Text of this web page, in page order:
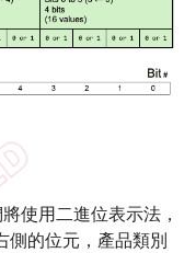
使用二進位表示法，
側的位元，產品類別